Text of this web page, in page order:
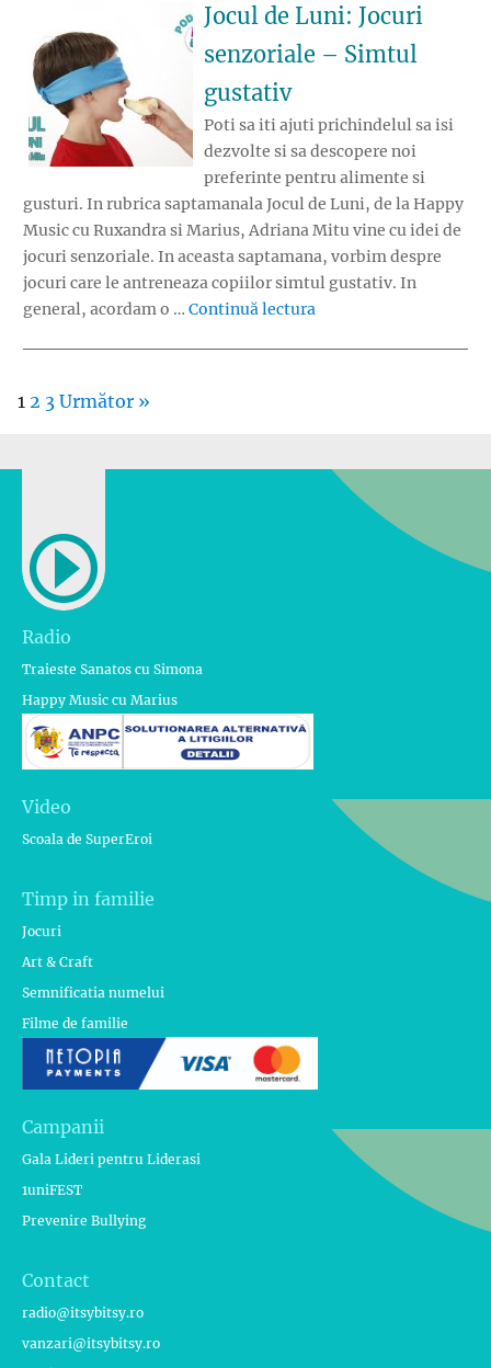
Jocul de Luni: Jocuri
senzoriale – Simtul
gustativ
Poti sa iti ajuti prichindelul sa isi
dezvolte si sa descopere noi
preferinte pentru alimente si
gusturi. In rubrica saptamanala Jocul de Luni, de la Happy
Music cu Ruxandra si Marius, Adriana Mitu vine cu idei de
jocuri senzoriale. In aceasta saptamana, vorbim despre
jocuri care le antreneaza copiilor simtul gustativ. In
general, acordam o … Continuă lectura
1 2 3 Următor »
Radio
Traieste Sanatos cu Simona
Happy Music cu Marius
Video
Scoala de SuperEroi
Timp in familie
Jocuri
Art & Craft
Semnificatia numelui
Filme de familie
Campanii
Gala Lideri pentru Liderasi
1uniFEST
Prevenire Bullying
Contact
radio@itsybitsy.ro
vanzari@itsybitsy.ro